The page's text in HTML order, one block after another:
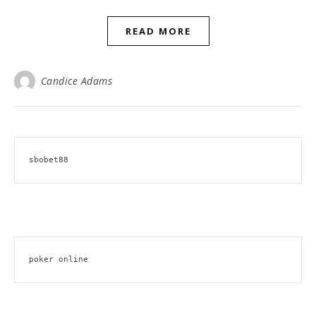
READ MORE
Candice Adams
sbobet88
poker online